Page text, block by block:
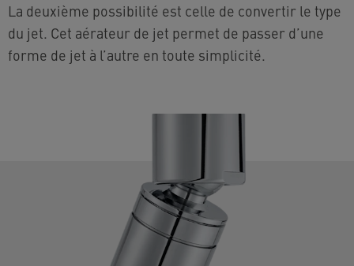
La deuxième possibilité est celle de convertir le type
du jet. Cet aérateur de jet permet de passer d’une
forme de jet à l’autre en toute simplicité.